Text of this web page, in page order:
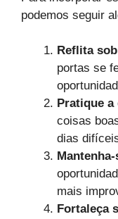
podemos seguir
Reflita
portas se
Pratique
coisas
dias
mais
Fortaleça